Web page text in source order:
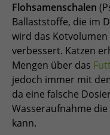
Flohsamenschalen
Ballaststoffe, die im
wird das
verbessert. Katzen
Mengen über das
jedoch immer mit
da eine falsche
Wasseraufnahme
kann.